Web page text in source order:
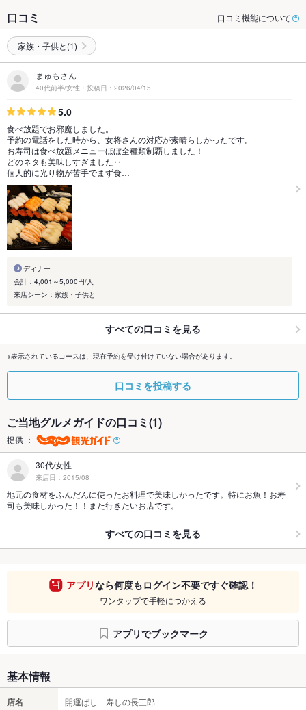
口コミ 口コミ機能について
家族・子供と(1)
まゅもさん
40代前半/女性・投稿日：2026/04/15
5.0
食べ放題でお邪魔しました。
予約の電話をした時から、女将さんの対応が素晴らしかったです。
お寿司は食べ放題メニューほぼ全種類制覇しました！
どのネタも美味しすぎました‥
個人的に光り物が苦手でまず食…
ディナー
会計：4,001～5,000円/人
来店シーン：家族・子供と
すべての口コミを見る
※表示されているコースは、現在予約を受け付けていない場合があります。
口コミを投稿する
ご当地グルメガイドの口コミ(1)
提供 ：
30代/女性
来店日：2015/08
地元の食材をふんだんに使ったお料理で美味しかったです。特にお魚！お寿
司も美味しかった！！また行きたいお店です。
すべての口コミを見る
アプリなら何度もログイン不要ですぐ確認！
ワンタップで手軽につかえる
アプリでブックマーク
基本情報
店名 開運ばし 寿しの長三郎